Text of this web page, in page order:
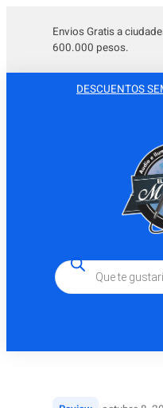
Envios Gratis a
600.000 pesos.
DESCUENTOS
Búsqueda
de
productos